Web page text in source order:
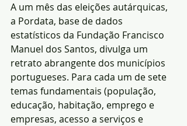
A um mês das eleições autárquicas,
a Pordata, base de dados
estatísticos da Fundação Francisco
Manuel dos Santos, divulga um
retrato abrangente dos municípios
portugueses. Para cada um de sete
temas fundamentais (população,
educação, habitação, emprego e
empresas, acesso a serviços e